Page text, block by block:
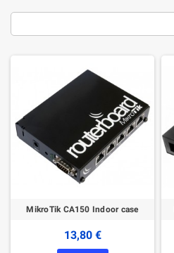
MikroTik CA150 Indoor case
13,80 €